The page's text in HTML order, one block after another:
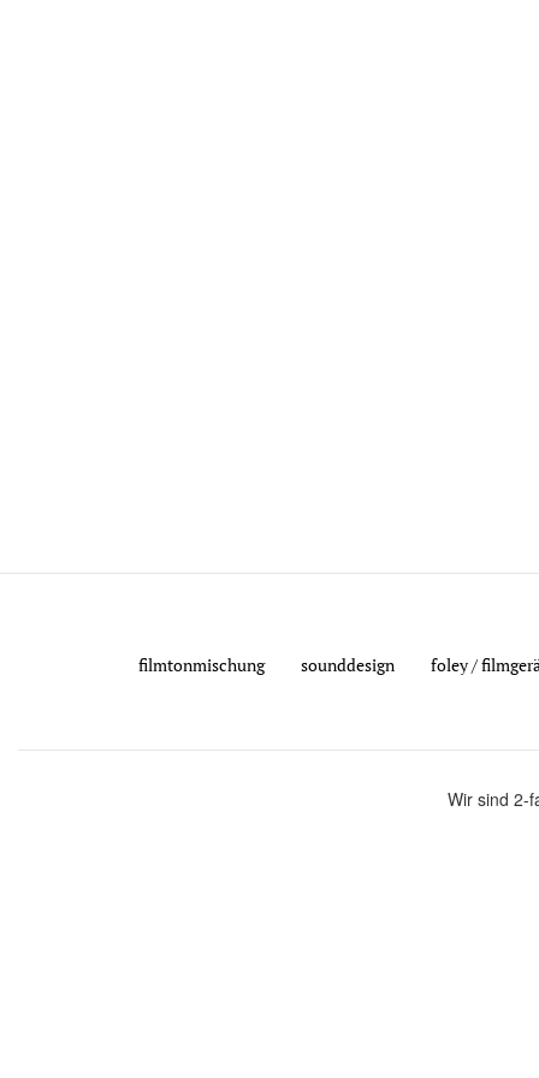
filmtonmischung sounddesign foley /
Wir sind 2-